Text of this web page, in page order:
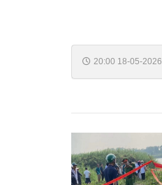
20:00 18-05-2026